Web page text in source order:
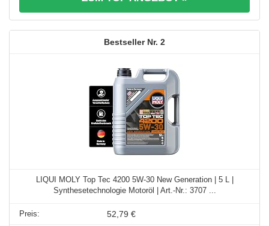
2
LIQUI MOLY Top Tec 4200 5W-30 New Generation | 5 L |
Synthesetechnologie Motoröl | Art.-Nr.: 3707 ...
52,79 €